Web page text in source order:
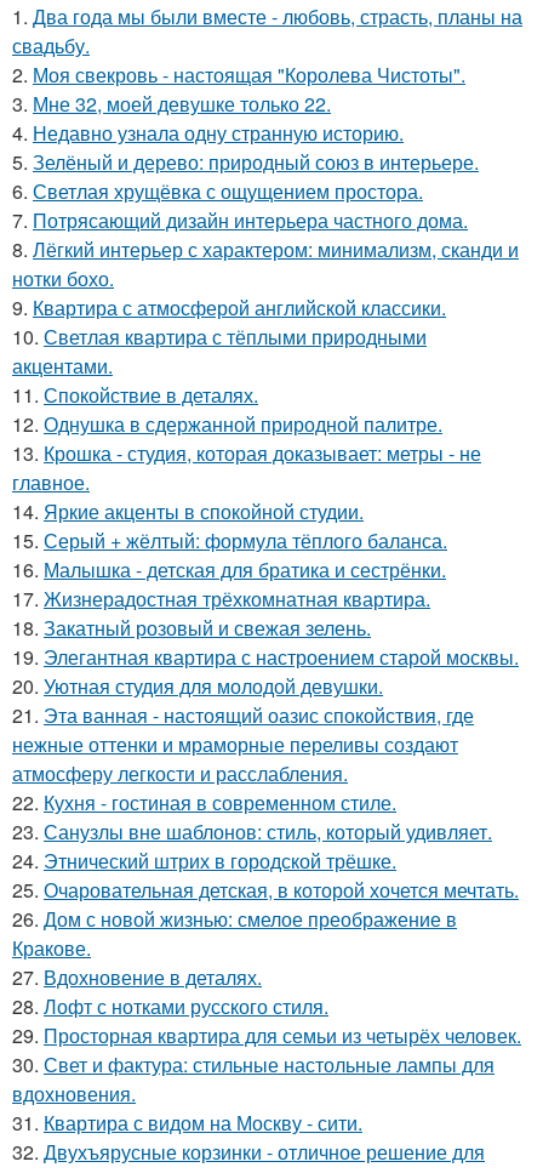
1. Два года мы были вместе - любовь, страсть, планы на
свадьбу.
2. Моя свекровь - настоящая "Королева Чистоты".
3. Мне 32, моей девушке только 22.
4. Недавно узнала одну странную историю.
5. Зелёный и дерево: природный союз в интерьере.
6. Светлая хрущёвка с ощущением простора.
7. Потрясающий дизайн интерьера частного дома.
8. Лёгкий интерьер с характером: минимализм, сканди и
нотки бохо.
9. Квартира с атмосферой английской классики.
10. Светлая квартира с тёплыми природными
акцентами.
11. Спокойствие в деталях.
12. Однушка в сдержанной природной палитре.
13. Крошка - студия, которая доказывает: метры - не
главное.
14. Яркие акценты в спокойной студии.
15. Серый + жёлтый: формула тёплого баланса.
16. Малышка - детская для братика и сестрёнки.
17. Жизнерадостная трёхкомнатная квартира.
18. Закатный розовый и свежая зелень.
19. Элегантная квартира с настроением старой москвы.
20. Уютная студия для молодой девушки.
21. Эта ванная - настоящий оазис спокойствия, где
нежные оттенки и мраморные переливы создают
атмосферу легкости и расслабления.
22. Кухня - гостиная в современном стиле.
23. Санузлы вне шаблонов: стиль, который удивляет.
24. Этнический штрих в городской трёшке.
25. Очаровательная детская, в которой хочется мечтать.
26. Дом с новой жизнью: смелое преображение в
Кракове.
27. Вдохновение в деталях.
28. Лофт с нотками русского стиля.
29. Просторная квартира для семьи из четырёх человек.
30. Свет и фактура: стильные настольные лампы для
вдохновения.
31. Квартира с видом на Москву - сити.
32. Двухъярусные корзинки - отличное решение для